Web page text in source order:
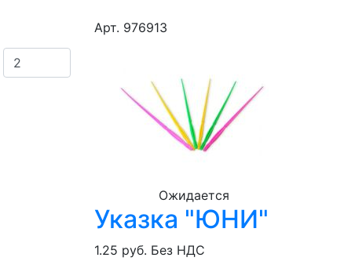
Арт. 976913
Ожидается
Указка "ЮНИ"
1.25 руб. Без НДС